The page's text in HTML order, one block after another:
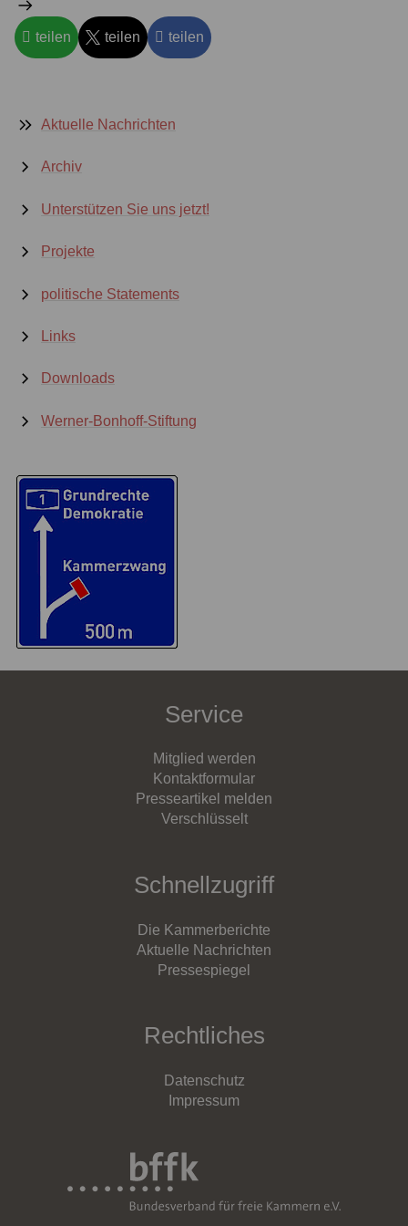
teilen teilen teilen
Aktuelle Nachrichten
Archiv
Unterstützen Sie uns jetzt!
Projekte
politische Statements
Links
Downloads
Werner-Bonhoff-Stiftung
Service
Mitglied werden
Kontaktformular
Presseartikel melden
Verschlüsselt
Schnellzugriff
Die Kammerberichte
Aktuelle Nachrichten
Pressespiegel
Rechtliches
Datenschutz
Impressum